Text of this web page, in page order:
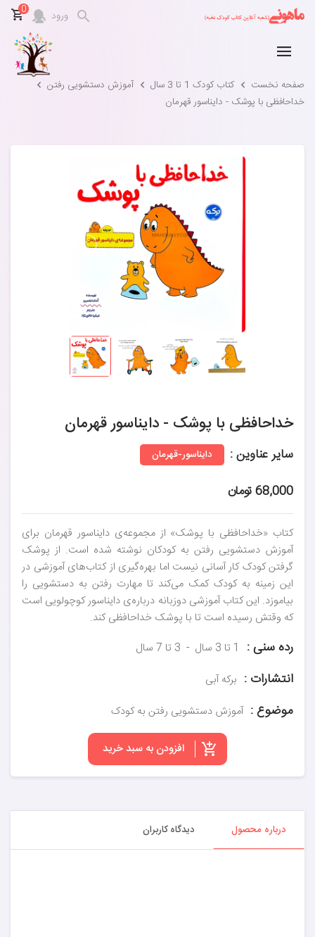
ورود 0
صفحه نخست کتاب کودک 1 تا 3 سال
آموزش دستشویی رفتن
خداحافظی با پوشک - دایناسور قهرمان
خداحافظی با پوشک - دایناسور قهرمان
سایر عناوین : دایناسور-قهرمان
68,000 تومان
کتاب «خداحافظی با پوشک» از مجموعه‌ی دایناسور قهرمان برای
آموزش دستشویی رفتن به کودکان نوشته شده است. از پوشک
گرفتن کودک کار آسانی نیست اما بهره‌گیری از کتاب‌های آموزشی در
این زمینه به کودک کمک می‌کند تا مهارت رفتن به دستشویی را
بیاموزد. این کتاب آموزشی دوزبانه درباره‌ی دایناسور کوچولویی است
که وقتش رسیده است تا با پوشک خداحافظی کند.
رده سنی : 1 تا 3 سال 3 تا 7 سال
انتشارات : برکه آبی
موضوع : آموزش دستشویی رفتن به کودک
افزودن به سبد خرید
درباره محصول دیدگاه کاربران